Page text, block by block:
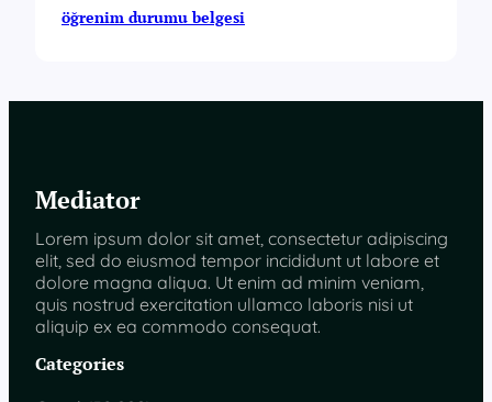
öğrenim durumu belgesi
Mediator
Lorem ipsum dolor sit amet, consectetur adipiscing
elit, sed do eiusmod tempor incididunt ut labore et
dolore magna aliqua. Ut enim ad minim veniam,
quis nostrud exercitation ullamco laboris nisi ut
aliquip ex ea commodo consequat.
Categories